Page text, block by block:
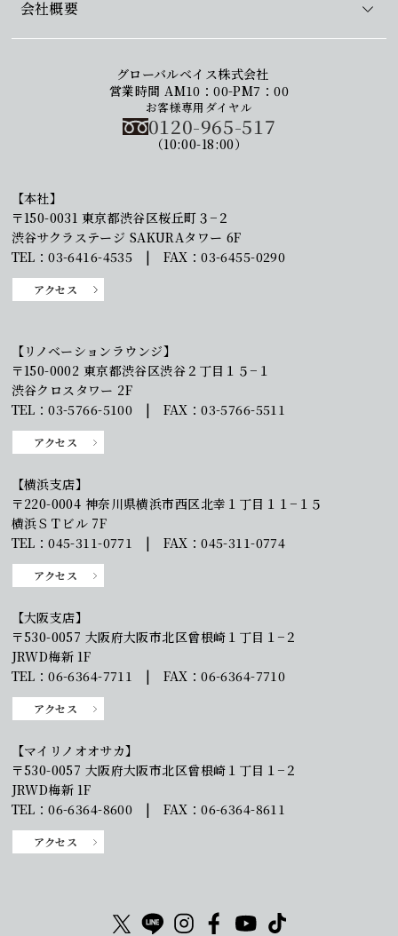
会社概要
グローバルベイス株式会社
営業時間 AM10：00-PM7：00
お客様専用ダイヤル
0120-965-517
（10:00-18:00）
【本社】
〒150-0031 東京都渋谷区桜丘町３−２
渋谷サクラステージ SAKURAタワー 6F
TEL：03-6416-4535 | FAX：03-6455-0290
アクセス
【リノベーションラウンジ】
〒150-0002 東京都渋谷区渋谷２丁目１５−１
渋谷クロスタワー 2F
TEL：03-5766-5100 | FAX：03-5766-5511
アクセス
【横浜支店】
〒220-0004 神奈川県横浜市西区北幸１丁目１１−１５
横浜ＳＴビル 7F
TEL：045-311-0771 | FAX：045-311-0774
アクセス
【大阪支店】
〒530-0057 大阪府大阪市北区曾根崎１丁目１−２
JRWD梅新 1F
TEL：06-6364-7711 | FAX：06-6364-7710
アクセス
【マイリノオオサカ】
〒530-0057 大阪府大阪市北区曾根崎１丁目１−２
JRWD梅新 1F
TEL：06-6364-8600 | FAX：06-6364-8611
アクセス